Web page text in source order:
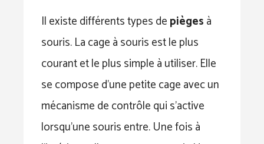
Il existe différents types depiègesà
souris. La cage à souris est le plus
courant et le plus simple à utiliser. Elle
se compose d’une petite cage avec un
mécanisme de contrôle qui s’active
lorsqu’une souris entre. Une fois à